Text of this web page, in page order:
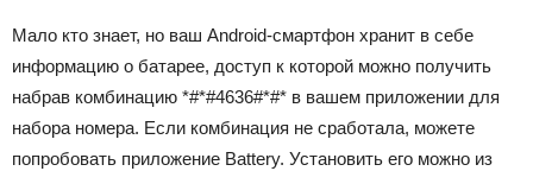
Мало кто знает, но ваш Android-смартфон хранит в себе
информацию о батарее, доступ к которой можно получить
набрав комбинацию *#*#4636#*#* в вашем приложении для
набора номера. Если комбинация не сработала, можете
попробовать приложение Battery. Установить его можно из